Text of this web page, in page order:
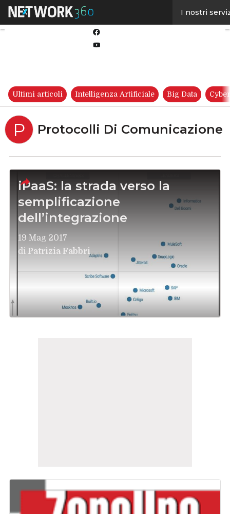
I nostri
Ultimi articoli Intelligenza Artificiale Big Data
P Protocolli Di Comunicazione
iPaaS: la strada verso la
semplificazione
dell’integrazione
19 Mag 2017
di Patrizia Fabbri